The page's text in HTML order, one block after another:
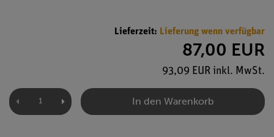
Lieferzeit: Lieferung wenn verfügbar
87,00 EUR
93,09 EUR inkl. MwSt.
In den Warenkorb